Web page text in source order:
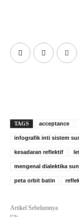
TAGS acceptance
infografik inti sistem
kesadaran reflektif
mengenal dialektika
peta orbit batin